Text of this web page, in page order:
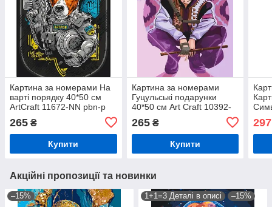
Картина за номерами На
варті порядку 40*50 см
ArtCraft 11672-NN pbn-p
265 ₴
Купити
Картина за номерами
Гуцульські подарунки
40*50 см Art Craft 10392-
265₴
Купити
297
Акційні пропозиції та новинки
–15% 1+1=3 Деталі в описі –15%